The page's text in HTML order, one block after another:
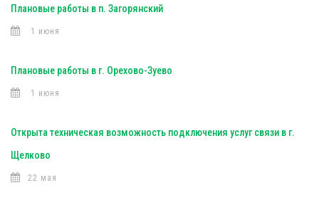
Плановые работы в п. Загорянский
1 июня
Плановые работы в г. Орехово-Зуево
1 июня
Открыта техническая возможность подключения услуг связи в г.
Щелково
22 мая